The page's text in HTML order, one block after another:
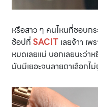
หรือสาว ๆ คนไหนที่ชอบกร
ช้อปที่ SACIT เลยจ้าา เ
หมดเลยแม่ บอกเลยนะว่าห
มันมีเยอะจนลายตาเลือกไ